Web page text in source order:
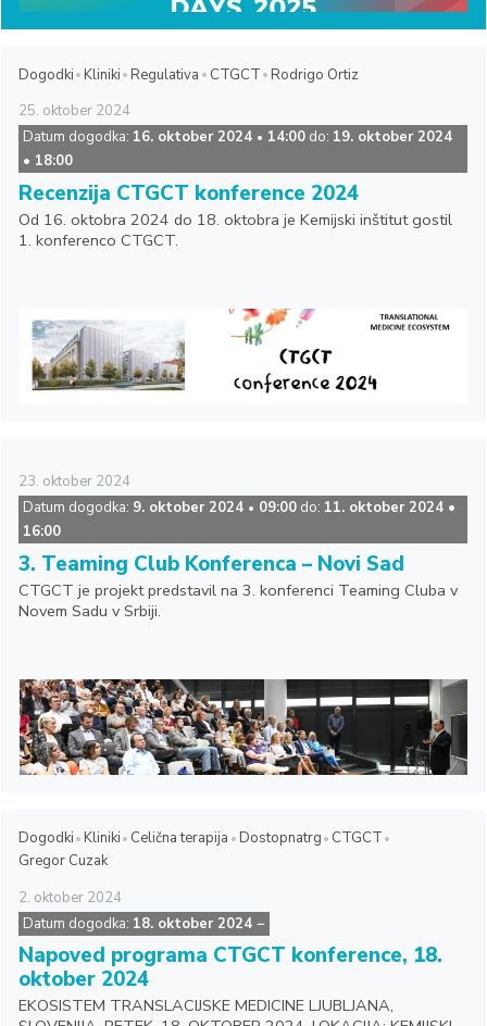
Dogodki Kliniki Regulativa CTGCT
Rodrigo Ortiz
25. oktober 2024
Datum dogodka: 16. oktober 2024 • 14:00 do: 19. oktober 2024
• 18:00
Recenzija CTGCT konference 2024
Od 16. oktobra 2024 do 18. oktobra je Kemijski inštitut gostil
1. konferenco CTGCT.
23. oktober 2024
Datum dogodka: 9. oktober 2024 • 09:00 do: 11. oktober 2024 •
16:00
3. Teaming Club Konferenca – Novi Sad
CTGCT je projekt predstavil na 3. konferenci Teaming Cluba v
Novem Sadu v Srbiji.
Dogodki Kliniki Celična terapija Dostopnatrg
CTGCT
Gregor Cuzak
2. oktober 2024
Datum dogodka: 18. oktober 2024 −
Napoved programa CTGCT konference, 18.
oktober 2024
EKOSISTEM TRANSLACIJSKE MEDICINE LJUBLJANA,